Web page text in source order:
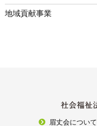
地域貢献事業
眉丈会について